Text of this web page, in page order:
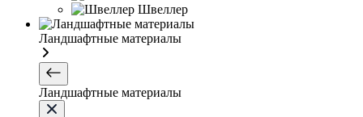
Швеллер
Ландшафтные материалы
Ландшафтные материалы